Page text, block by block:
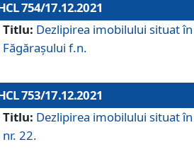
754/17.12.2021
Titlu: Dezlipirea imobilului situat în
Făgărașului f.n.
753/17.12.2021
Titlu: Dezlipirea imobilului situat
nr. 22.